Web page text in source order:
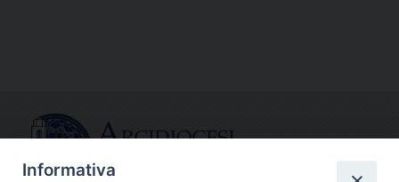
Informativa